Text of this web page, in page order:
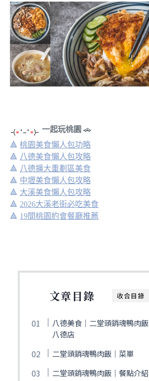
一起玩桃園 🚗
🔺 桃園美食懶人包功略
🔺 八德美食懶人包攻略
🔺 八德擴大重劃區美食
🔺 中壢美食懶人包攻略
🔺 大溪美食懶人包攻略
🔺 2026大溪老街必吃美食
🔺 19間桃園約會餐廳推薦
收合目錄
文章目錄
八德美食｜二堂頭銷魂鴨肉飯
八德店
二堂頭銷魂鴨肉飯｜菜單
二堂頭銷魂鴨肉飯｜餐點介紹